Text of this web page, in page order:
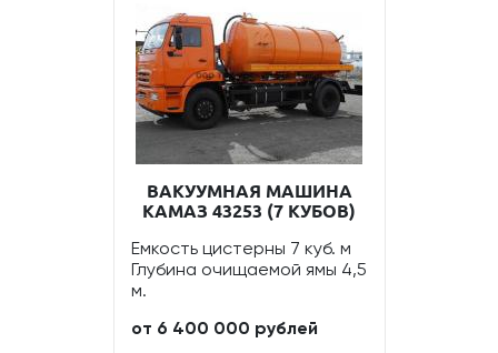
ВАКУУМНАЯ МАШИНА
КАМАЗ 43253 (7 КУБОВ)
Емкость цистерны 7 куб. м
Глубина очищаемой ямы 4,5
м.
от 6 400 000 рублей